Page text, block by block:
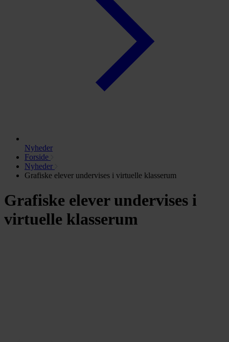
Nyheder
Forside
Nyheder
Grafiske elever undervises i virtuelle klasserum
Grafiske elever undervises i
virtuelle klasserum